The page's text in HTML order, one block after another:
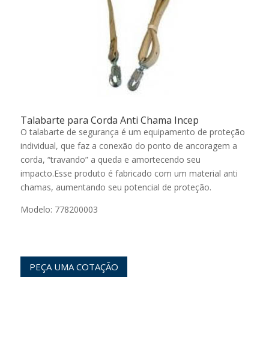
Talabarte para Corda Anti Chama Incep
O talabarte de segurança é um equipamento de proteção
individual, que faz a conexão do ponto de ancoragem a
corda, “travando” a queda e amortecendo seu
impacto.Esse produto é fabricado com um material anti
chamas, aumentando seu potencial de proteção.
Modelo: 778200003
PEÇA UMA COTAÇÃO